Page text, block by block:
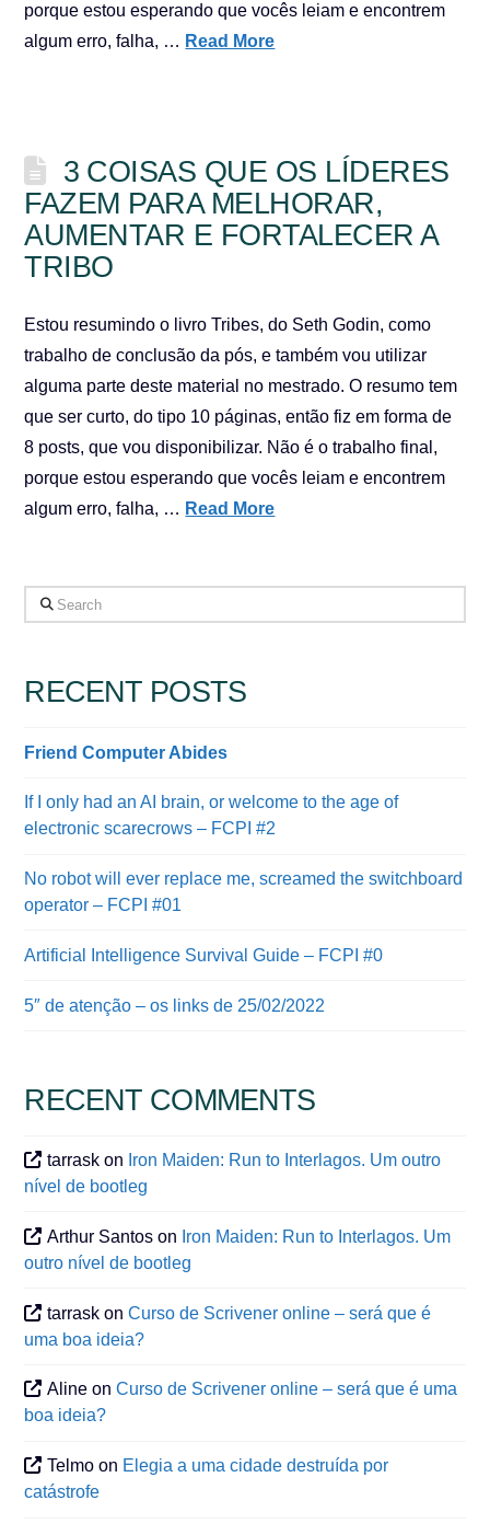
porque estou esperando que vocês leiam e encontrem
algum erro, falha, … Read More
3 COISAS QUE OS LÍDERES
FAZEM PARA MELHORAR,
AUMENTAR E FORTALECER A
TRIBO
Estou resumindo o livro Tribes, do Seth Godin, como
trabalho de conclusão da pós, e também vou utilizar
alguma parte deste material no mestrado. O resumo tem
que ser curto, do tipo 10 páginas, então fiz em forma de
8 posts, que vou disponibilizar. Não é o trabalho final,
porque estou esperando que vocês leiam e encontrem
algum erro, falha, … Read More
Search
RECENT POSTS
Friend Computer Abides
If I only had an AI brain, or welcome to the age of
electronic scarecrows – FCPI #2
No robot will ever replace me, screamed the switchboard
operator – FCPI #01
Artificial Intelligence Survival Guide – FCPI #0
5″ de atenção – os links de 25/02/2022
RECENT COMMENTS
tarrask on Iron Maiden: Run to Interlagos. Um outro
nível de bootleg
Arthur Santos on Iron Maiden: Run to Interlagos. Um
outro nível de bootleg
tarrask onCurso de Scrivener online – será que é
uma boa ideia?
Aline onCurso de Scrivener online – será que é uma
boa ideia?
Telmo on Elegia a uma cidade destruída por
catástrofe